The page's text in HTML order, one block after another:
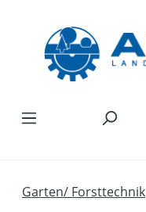
Garten/ Forsttechnik